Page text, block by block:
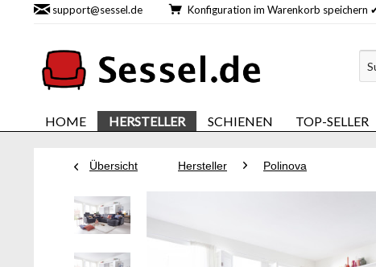
support@sessel.de Konfiguration im Warenkorb
HOME HERSTELLER SCHIENEN TOP-SELLER
Übersicht Hersteller Polinova